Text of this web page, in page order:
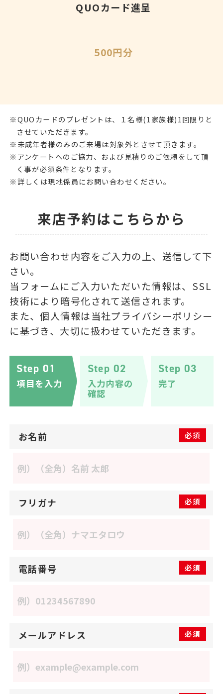
QUOカード進呈
500円分
QUOカードのプレゼントは、１名様(1家族様)1回限りと
させていただきます。
未成年者様のみのご来場は対象外とさせて頂きます。
アンケートへのご協力、および見積りのご依頼をして頂
く事が必須条件となります。
詳しくは現地係員にお問い合わせください。
来店予約はこちらから
お問い合わせ内容をご入力の上、送信して下
さい。
当フォームにご入力いただいた情報は、SSL
技術により暗号化されて送信されます。
また、個人情報は当社プライバシーポリシー
に基づき、大切に扱わせていただきます。
Step 01
項目を入力
Step 02
入力内容の
確認
Step 03
完了
お名前 必須
フリガナ 必須
電話番号 必須
メールアドレス 必須